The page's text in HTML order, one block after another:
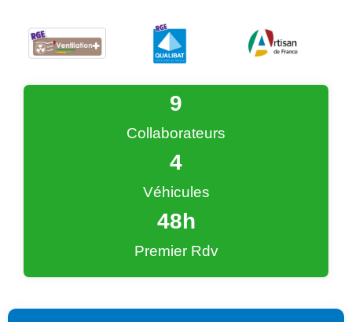
Collaborateurs
9
Véhicules
4
Premier Rdv
48h